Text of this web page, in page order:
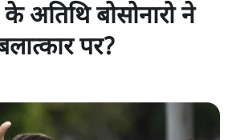
अतिथि बोसोनारो ने
पर?